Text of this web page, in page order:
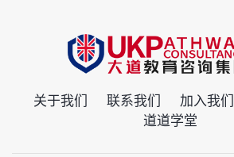
关于我们 联系我们 加入我们
道道学堂